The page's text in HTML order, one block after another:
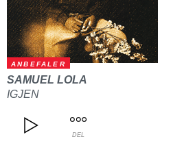
ANBEFALER
SAMUEL LOLA
IGJEN
DEL